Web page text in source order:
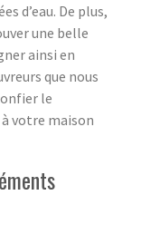
d’eau. De plus,
une belle
ainsi en
que nous
le
votre maison